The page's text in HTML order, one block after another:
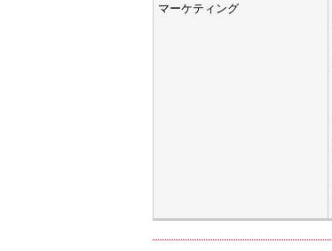
マーケティング